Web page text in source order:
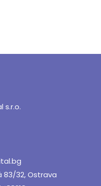
s.r.o.
83/32, Ostrava